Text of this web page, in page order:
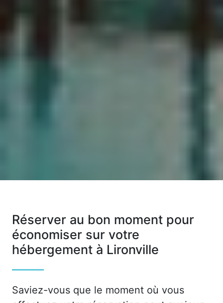
Réserver au bon moment pour
économiser sur votre
hébergement à Lironville
Saviez-vous que le moment où vous